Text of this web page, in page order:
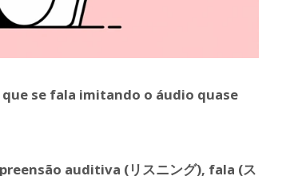
se fala imitando o áudio quase
auditiva (リスニング), fala (ス